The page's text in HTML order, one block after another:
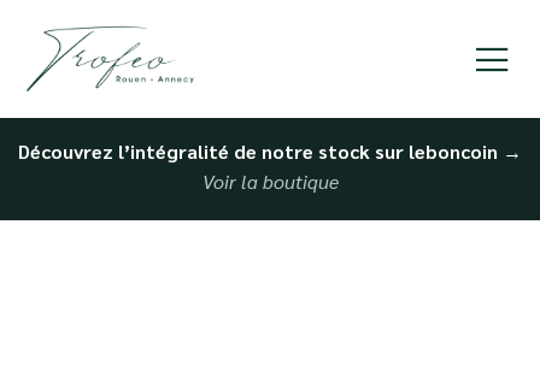
Découvrez l’intégralité de notre stock sur leboncoin →
Voir la boutique